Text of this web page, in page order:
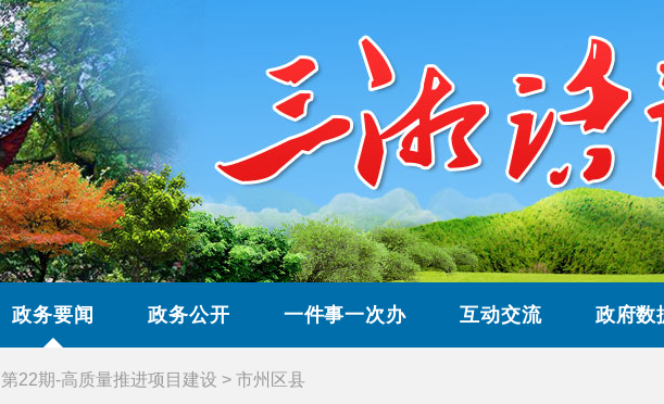
政务要闻 政务公开 一件事一次办 互动交流 政府数
第22期-高质量推进项目建设 > 市州区县